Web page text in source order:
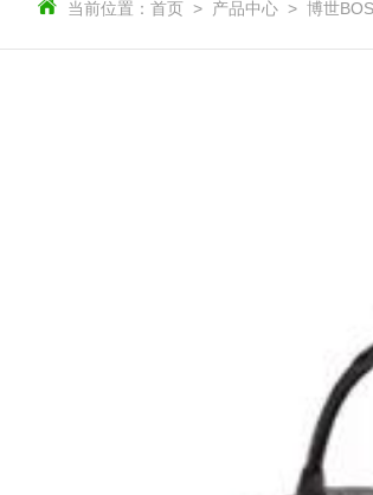
当前位置： 首页 产品中心 博世